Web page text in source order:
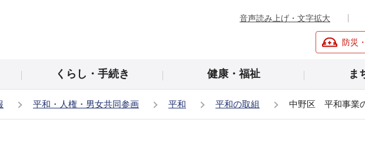
音声読み上げ・文字拡大
防災
くらし・手続き 健康・福祉 ま
平和・人権・男女共同参画 平和 平和の取組 中野区 平和事業